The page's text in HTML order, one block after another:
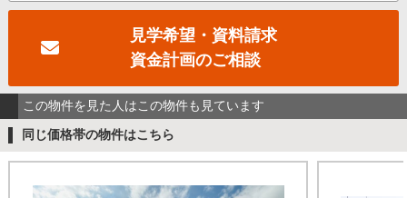
見学希望・資料請求
資金計画のご相談
この物件を見た人はこの物件も見ています
同じ価格帯の物件はこちら